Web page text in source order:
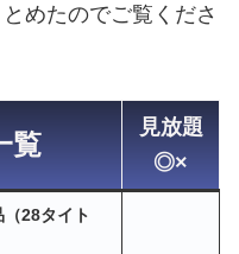
めたのでご覧くださ
覧
見放題
◎×
28タイト